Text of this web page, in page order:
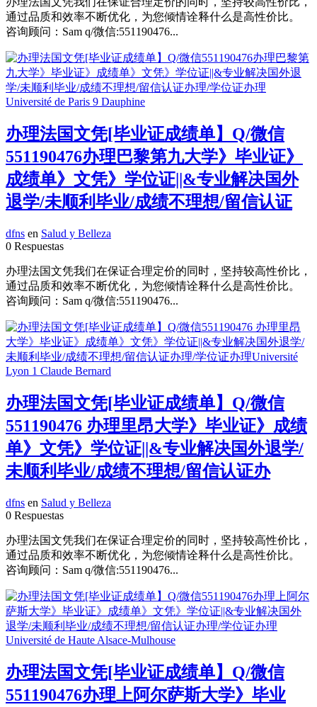
通过品质和效率不断优化，为您倾情诠释什么是高性价比。
咨询顾问：Sam q/微信:551190476...
办理法国文凭[毕业证成绩单】Q/微信
551190476办理巴黎第九大学》毕业证》
成绩单》文凭》学位证||&专业解决国外
退学/未顺利毕业/成绩不理想/留信认证
dfns en Salud y Belleza
0 Respuestas
办理法国文凭我们在保证合理定价的同时，坚持较高性价比，
通过品质和效率不断优化，为您倾情诠释什么是高性价比。
咨询顾问：Sam q/微信:551190476...
办理法国文凭[毕业证成绩单】Q/微信
551190476 办理里昂大学》毕业证》成绩
单》文凭》学位证||&专业解决国外退学/
未顺利毕业/成绩不理想/留信认证办
dfns en Salud y Belleza
0 Respuestas
办理法国文凭我们在保证合理定价的同时，坚持较高性价比，
通过品质和效率不断优化，为您倾情诠释什么是高性价比。
咨询顾问：Sam q/微信:551190476...
办理法国文凭[毕业证成绩单】Q/微信
551190476办理上阿尔萨斯大学》毕业